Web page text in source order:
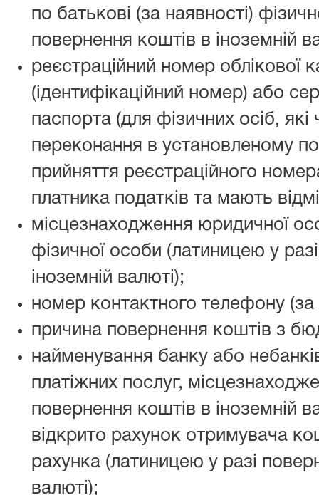
по батькові (за наявності)
повернення коштів в іноземній
реєстраційний номер облікової
(ідентифікаційний номер) або
паспорта (для фізичних осіб, які
переконання в установленому
прийняття реєстраційного
платника податків та мають
місцезнаходження юридичної
фізичної особи (латиницею у
іноземній валюті);
номер контактного телефону
причина повернення коштів з
найменування банку або
платіжних послуг,
повернення коштів в іноземній
відкрито рахунок отримувача
рахунка (латиницею у разі
валюті);